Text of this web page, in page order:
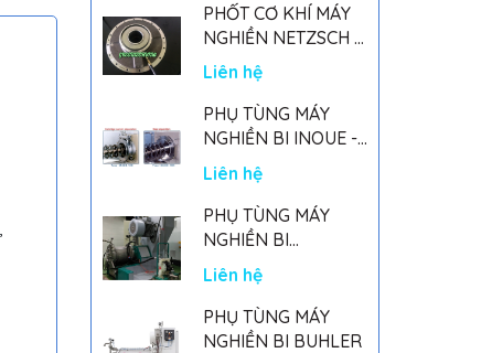
PHỐT CƠ KHÍ MÁY
NGHIỀN NETZSCH -
GERMANY
Liên hệ
PHỤ TÙNG MÁY
NGHIỀN BI INOUE -
PARTS FOR MHGII-
50 MIGHTY MILL
MARK II
Liên hệ
PHỤ TÙNG MÁY
NGHIỀN BI
NETSZCH
Liên hệ
PHỤ TÙNG MÁY
NGHIỀN BI BUHLER